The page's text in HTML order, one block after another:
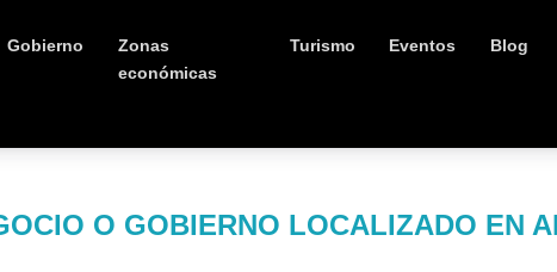
Gobierno
Zonas
económicas
Turismo Eventos Blog
O GOBIERNO LOCALIZADO EN